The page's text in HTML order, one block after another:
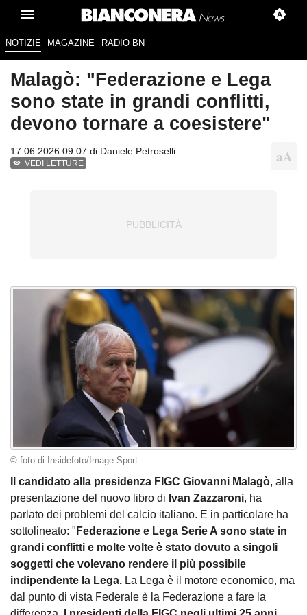
NOTIZIE MAGAZINE RADIO BN
Malagò: "Federazione e Lega
sono state in grandi conflitti,
devono tornare a coesistere"
17.06.2026 09:07 di Daniele Petroselli
VEDI LETTURE
© foto di Insidefoto/Image Sport
Il candidato alla presidenza FIGC Giovanni Malagò, alla
presentazione del nuovo libro di Ivan Zazzaroni, ha
parlato dei problemi del calcio italiano. E in particolare ha
sottolineato: " Federazione e Lega Serie A sono state in
grandi conflitti e molte volte è stato dovuto a singoli
soggetti che volevano rendere il più possibile
indipendente la Lega. La Lega è il motore economico, ma
dal punto di vista Federale è la Federazione a fare la